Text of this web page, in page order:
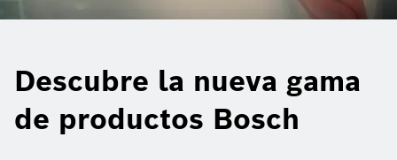
Descubre la nueva gama
de productos Bosch